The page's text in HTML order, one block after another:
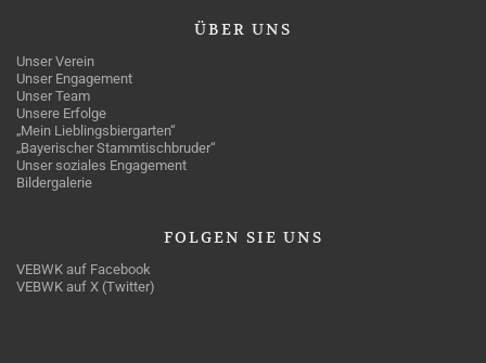
ÜBER UNS
Unser Verein
Unser Engagement
Unser Team
Unsere Erfolge
„Mein Lieblingsbiergarten“
„Bayerischer Stammtischbruder“
Unser soziales Engagement
Bildergalerie
FOLGEN SIE UNS
VEBWK auf Facebook
VEBWK auf X (Twitter)